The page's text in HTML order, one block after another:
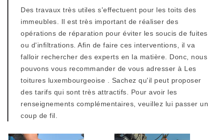
Des travaux très utiles s'effectuent pour les toits des
immeubles. Il est très important de réaliser des
opérations de réparation pour éviter les soucis de fuites
ou d'infiltrations. Afin de faire ces interventions, il va
falloir rechercher des experts en la matière. Donc, nous
pouvons vous recommander de vous adresser à Les
toitures luxembourgeoise . Sachez qu'il peut proposer
des tarifs qui sont très attractifs. Pour avoir les
renseignements complémentaires, veuillez lui passer un
coup de fil.